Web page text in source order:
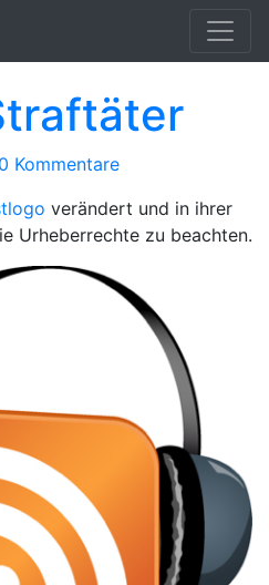
0 Kommentare
verändert und in ihrer
Urheberrechte zu beachten.